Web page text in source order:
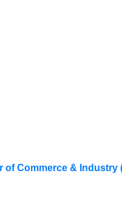
of Commerce & Industry